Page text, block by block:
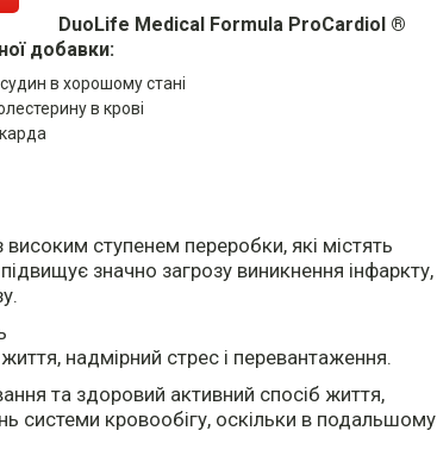
DuoLife Medical Formula ProCardiol ®
добавки:
в хорошому стані
в крові
ступенем переробки, які містять
значно загрозу виникнення інфаркту,
надмірний стрес і перевантаження.
та здоровий активний спосіб життя,
системи кровообігу, оскільки в подальшому